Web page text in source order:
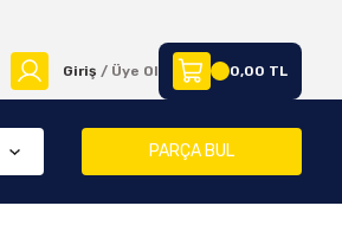
Giriş / Üye Ol 0,00 TL
PARÇA BUL